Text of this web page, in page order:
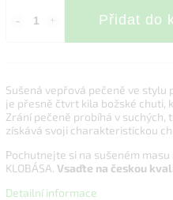
Přidat do
Sušená vepřová pečeně ve
je přesně čtvrt kila božské chuti,
Zrání pečeně probíhá v suchých,
získává svoji charakteristickou
Pochutnejte si na sušeném
KLOBÁSA. Vsaďte na českou
Detailní informace